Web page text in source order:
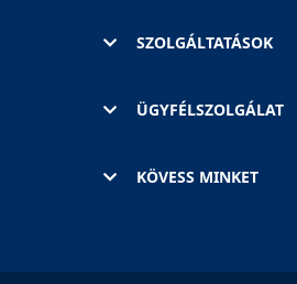
SZOLGÁLTATÁSOK
ÜGYFÉLSZOLGÁLAT
KÖVESS MINKET